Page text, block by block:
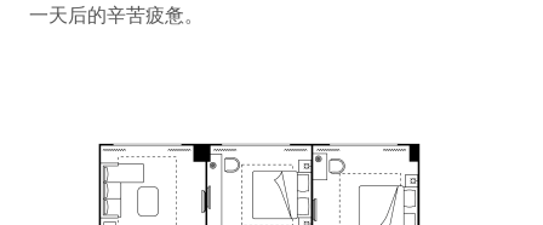
一天后的辛苦疲惫。